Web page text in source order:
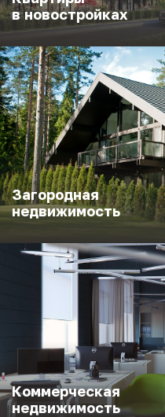
в новостройках
Загородная
недвижимость
Коммерческая
недвижимость